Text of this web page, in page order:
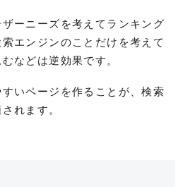
ーニーズを考えてランキング
エンジンのことだけを考えて
などは逆効果です。
いページを作ることが、検索
れます。